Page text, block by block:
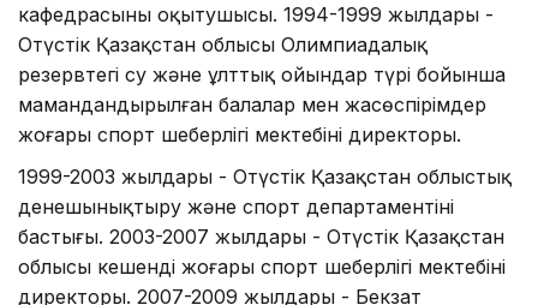
кафедрасының оқытушысы. 1994-1999 жылдары -
Оңтүстік Қазақстан облысы Олимпиадалық
резервтегі су және ұлттық ойындар түрі бойынша
мамандандырылған балалар мен жасөспірімдер
жоғары спорт шеберлігі мектебінің директоры.
1999-2003 жылдары - Оңтүстік Қазақстан облыстық
денешынықтыру және спорт департаментінің
бастығы. 2003-2007 жылдары - Оңтүстік Қазақстан
облысы кешенді жоғары спорт шеберлігі мектебінің
директоры. 2007-2009 жылдары - Бекзат